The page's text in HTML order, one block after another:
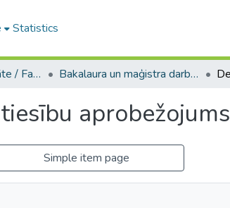
Statistics
A -- Juridiskā fakultāte / Faculty of Law Bakalaura un maģistra darbi (JF) / Bachelor's and Master's theses
aprobežojums
Simple item page